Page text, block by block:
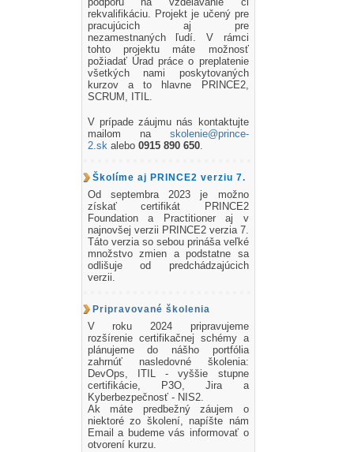
rekvalifikáciu. Projekt je učený pre
pracujúcich aj pre
nezamestnaných ľudí. V rámci
tohto projektu máte možnosť
požiadať Úrad práce o preplatenie
všetkých nami poskytovaných
kurzov a to hlavne PRINCE2,
SCRUM, ITIL.
V prípade záujmu nás kontaktujte
mailom na skolenie@prince-
2.skalebo 0915 890 650.
Školíme aj PRINCE2 verziu 7.
Od septembra 2023 je možno
získať certifikát PRINCE2
Foundation a Practitioner aj v
najnovšej verzii PRINCE2 verzia 7.
Táto verzia so sebou prináša veľké
množstvo zmien a podstatne sa
odlišuje od predchádzajúcich
verzii.
Pripravované školenia
V roku 2024 pripravujeme
rozšírenie certifikačnej schémy a
plánujeme do nášho portfólia
zahrnúť nasledovné školenia:
DevOps, ITIL - vyššie stupne
certifikácie, P3O, Jira a
Kyberbezpečnosť - NIS2.
Ak máte predbežný záujem o
niektoré zo školení, napíšte nám
Email a budeme vás informovať o
otvorení kurzu.